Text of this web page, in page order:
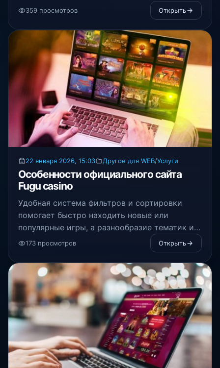
провести ОСС и заставить исправлять
359 просмотров Открыть
22 января 2026, 15:03 Другое для WEB/Услуги
Особенности официального сайта
Fugu casino
Удобная система фильтров и сортировки
помогает быстро находить новые или
популярные игры, а разнообразие тематик и
механик делает игровой процесс
173 просмотров Открыть